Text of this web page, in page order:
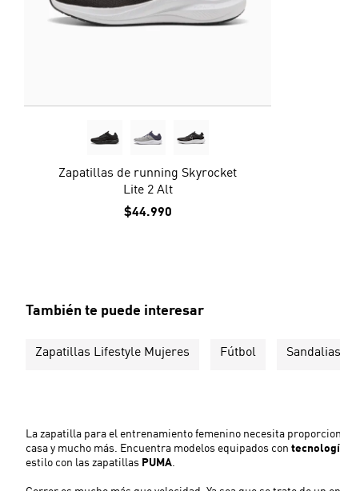
Zapatillas de running Skyrocket
Lite 2 Alt
$44.990
También te puede interesar
Zapatillas Lifestyle Mujeres Fútbol
La zapatilla para el entrenamiento femenino necesita
casa y mucho más. Encuentra modelos equipados con
estilo con las zapatillas PUMA.